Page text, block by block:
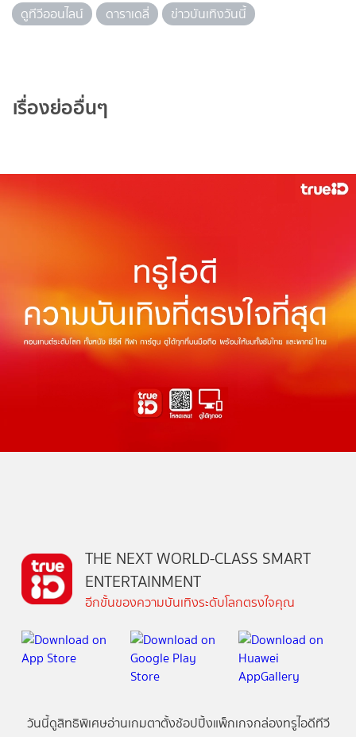
ดูทีวีออนไลน์
ดาราเดลี่ ข่าวบันเทิงวันนี้
เรื่องย่ออื่นๆ
THE NEXT WORLD-CLASS SMART
ENTERTAINMENT
อีกขั้นของความบันเทิงระดับโลกตรงใจคุณ
วันนี้ดูสิทธิพิเศษอ่านเกมตาตั้งช้อปปิ้งแพ็กเกจกล่องทรูไอดีทีวี